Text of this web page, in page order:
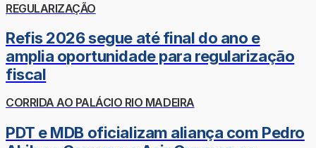
REGULARIZAÇÃO
Refis 2026 segue até final do ano e
amplia oportunidade para regularização
fiscal
CORRIDA AO PALÁCIO RIO MADEIRA
PDT e MDB oficializam aliança com Pedro